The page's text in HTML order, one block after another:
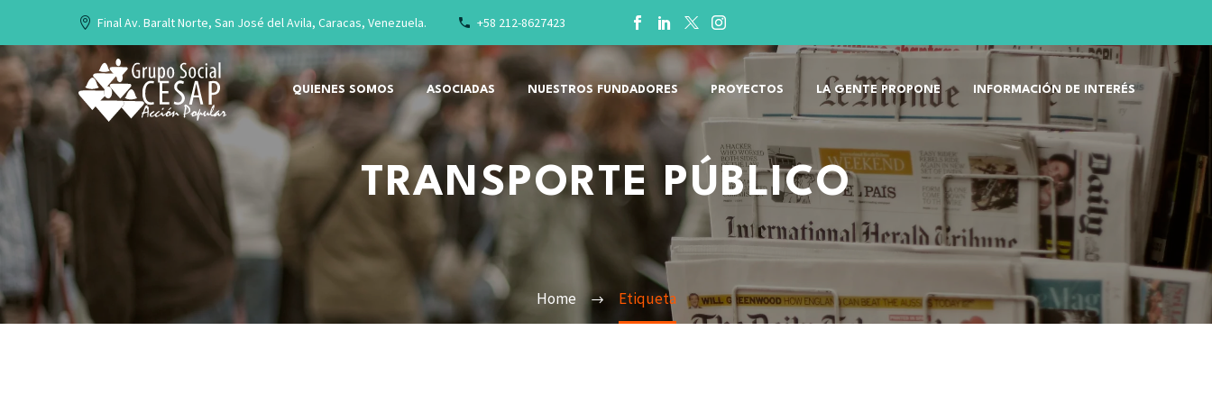
Final Av. Baralt Norte, San José del Avila, Caracas, Venezuela. +58 212-8627423
QUIENES SOMOS ASOCIADAS NUESTROS FUNDADORES PROYECTOS LA GENTE PROPONE INFORMACIÓN DE INTERÉS
TRANSPORTE PÚBLICO
Home Etiqueta